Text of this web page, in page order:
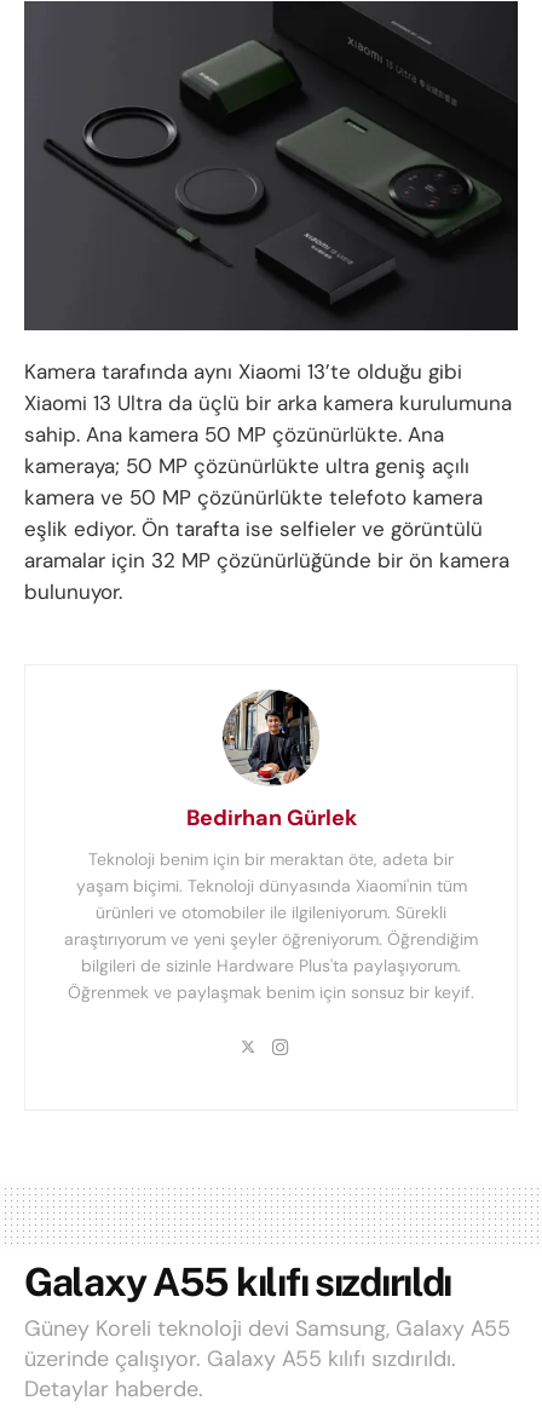
Kamera tarafında aynı Xiaomi 13’te olduğu gibi
Xiaomi 13 Ultra da üçlü bir arka kamera kurulumuna
sahip. Ana kamera 50 MP çözünürlükte. Ana
kameraya; 50 MP çözünürlükte ultra geniş açılı
kamera ve 50 MP çözünürlükte telefoto kamera
eşlik ediyor. Ön tarafta ise selfieler ve görüntülü
aramalar için 32 MP çözünürlüğünde bir ön kamera
bulunuyor.
Bedirhan Gürlek
Teknoloji benim için bir meraktan öte, adeta bir
yaşam biçimi. Teknoloji dünyasında Xiaomi'nin tüm
ürünleri ve otomobiler ile ilgileniyorum. Sürekli
araştırıyorum ve yeni şeyler öğreniyorum. Öğrendiğim
bilgileri de sizinle Hardware Plus'ta paylaşıyorum.
Öğrenmek ve paylaşmak benim için sonsuz bir keyif.
Galaxy A55 kılıfı sızdırıldı
Güney Koreli teknoloji devi Samsung, Galaxy A55
üzerinde çalışıyor. Galaxy A55 kılıfı sızdırıldı.
Detaylar haberde.